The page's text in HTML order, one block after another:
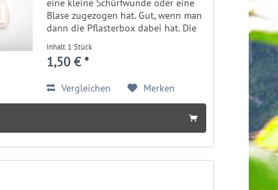
eine kleine Schürfwunde oder eine
Blase zugezogen hat. Gut, wenn man
dann die Pflasterbox dabei hat. Die
10 Pflasterstreifen und ist der ideale
Wegbegleiter für...
Inhalt 1 Stück
1,50 € *
Vergleichen Merken